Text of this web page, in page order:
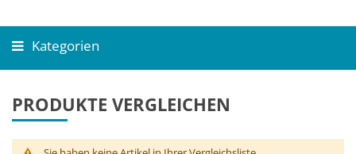
Kategorien
PRODUKTE VERGLEICHEN